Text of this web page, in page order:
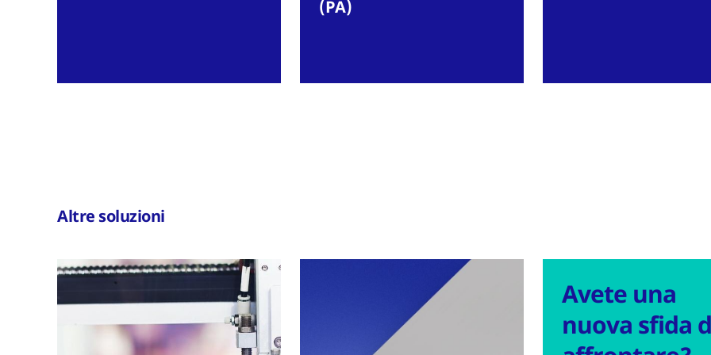
(PA)
Altre soluzioni
Avete una
nuova sfida